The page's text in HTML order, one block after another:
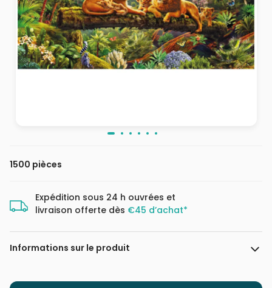
1500 pièces
Expédition sous 24 h ouvrées et
livraison offerte dès €45 d’achat*
Informations sur le produit
Marque
Educa : un large choix de